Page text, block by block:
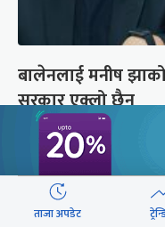
बालेनलाई मनीष
सरकार एक्लो छैन
ताजा अपडेट